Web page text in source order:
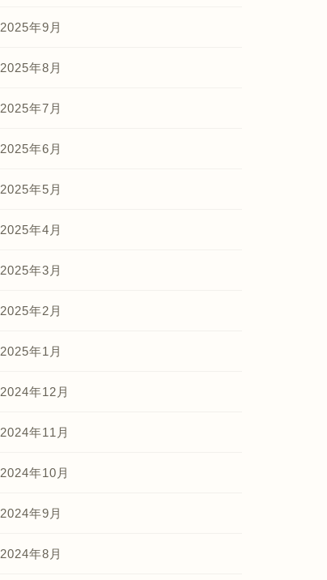
2025年9月
2025年8月
2025年7月
2025年6月
2025年5月
2025年4月
2025年3月
2025年2月
2025年1月
2024年12月
2024年11月
2024年10月
2024年9月
2024年8月